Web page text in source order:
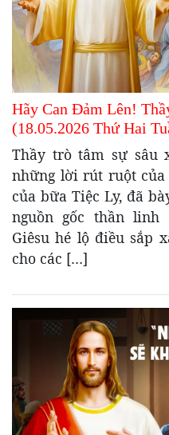
Hãy Can Đảm Lên!
(18.05.2026 Thứ Hai
Thầy trò tâm sự sâu
những lời rút ruột của
của bữa Tiệc Ly, đã
nguồn gốc thần linh
Giêsu hé lộ điều sắp
cho các […]